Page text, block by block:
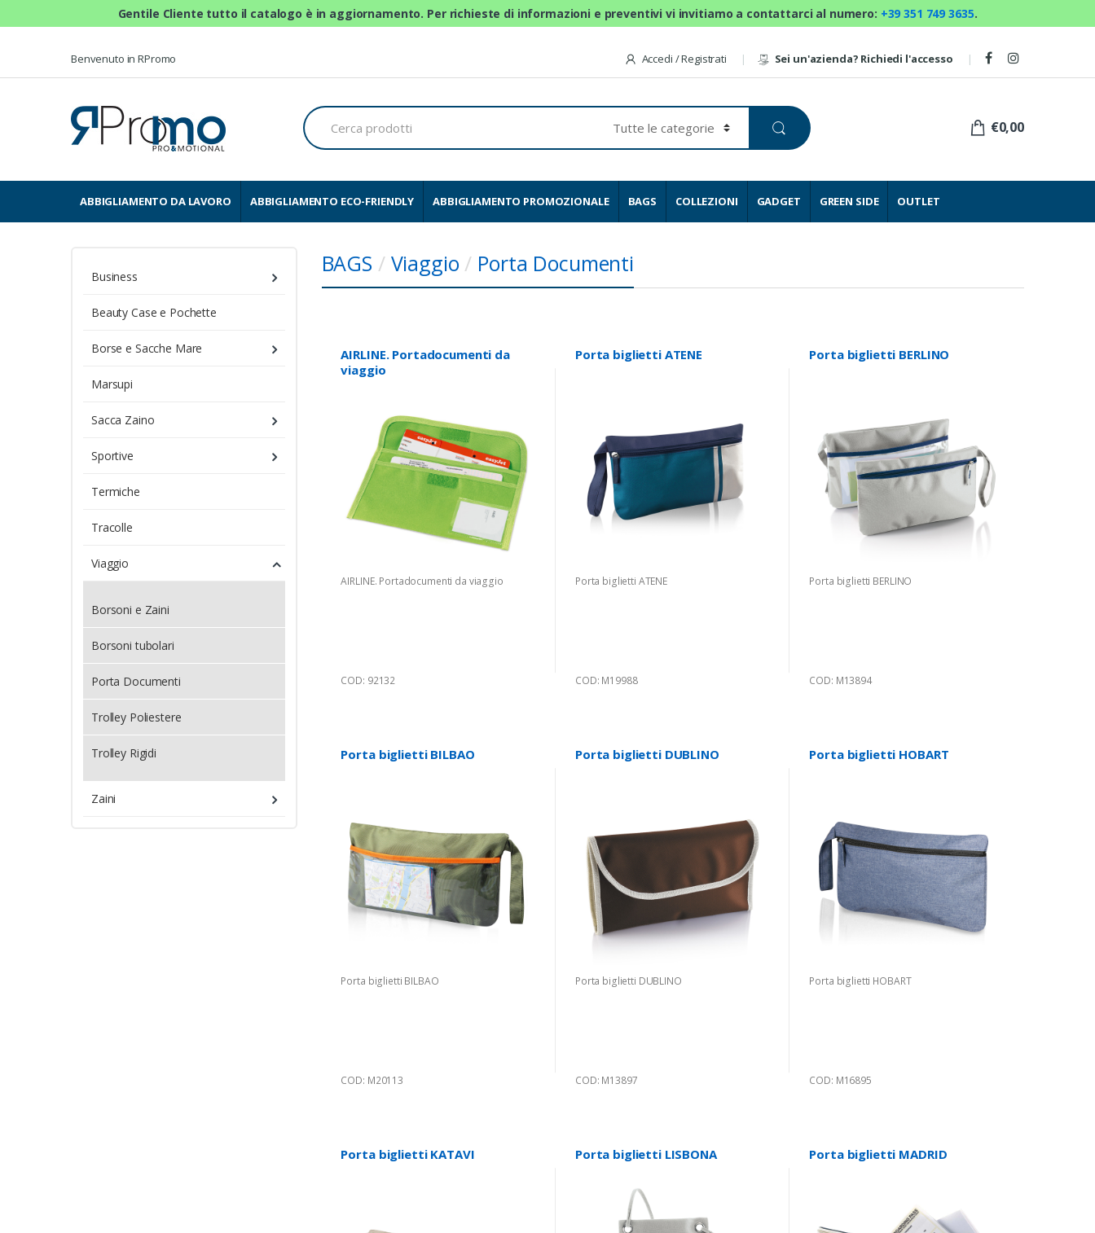
Gentile Cliente tutto il catalogo è in aggiornamento. Per richieste di informazioni e preventivi vi invitiamo a contattarci al numero: +39 351 749 3635.
Benvenuto in RPromo Accedi / Registrati Sei un'azienda? Richiedi l'accesso
C
e
r
p
e
€0,00
ABBIGLIAMENTO DA LAVORO ABBIGLIAMENTO ECO-FRIENDLY ABBIGLIAMENTO PROMOZIONALE BAGS COLLEZIONI GADGET GREEN SIDE OUTLET
BAGS / Viaggio / Porta Documenti
AIRLINE. Portadocumenti da
viaggio
AIRLINE. Portadocumenti da viaggio
COD: 92132
Porta biglietti ATENE
Porta biglietti ATENE
COD: M19988
Porta biglietti BERLINO
Porta biglietti BERLINO
COD: M13894
Porta biglietti BILBAO
Porta biglietti BILBAO
COD: M20113
Porta biglietti DUBLINO
Porta biglietti DUBLINO
COD: M13897
Porta biglietti HOBART
Porta biglietti HOBART
COD: M16895
Porta biglietti KATAVI Porta biglietti LISBONA Porta biglietti MADRID
Business
Beauty Case e Pochette
Borse e Sacche Mare
Marsupi
Sacca Zaino
Sportive
Termiche
Tracolle
Viaggio
Borsoni e Zaini
Borsoni tubolari
Porta Documenti
Trolley Poliestere
Trolley Rigidi
Zaini